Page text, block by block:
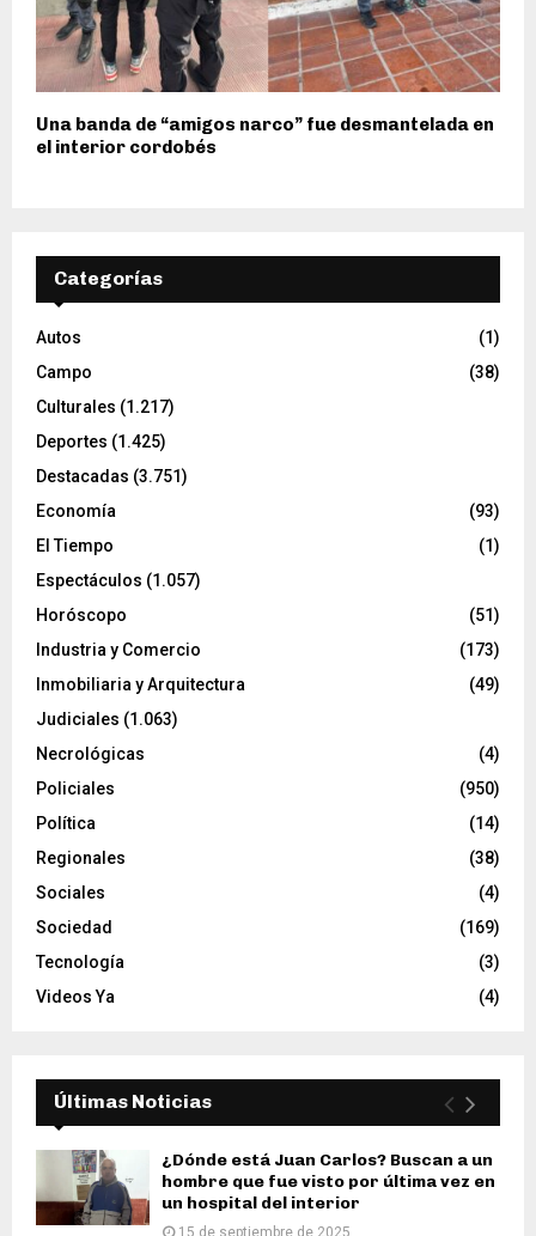
Una banda de “amigos narco” fue desmantelada en
el interior cordobés
Categorías
Autos
(1)
Campo
(38)
Culturales (1.217)
Deportes (1.425)
Destacadas (3.751)
Economía
(93)
El Tiempo
(1)
Espectáculos (1.057)
Horóscopo
(51)
Industria y Comercio
(173)
Inmobiliaria y Arquitectura
(49)
Judiciales (1.063)
Necrológicas
(4)
Policiales
(950)
Política
(14)
Regionales
(38)
Sociales
(4)
Sociedad
(169)
Tecnología
(3)
Videos Ya
(4)
Últimas Noticias
¿Dónde está Juan Carlos? Buscan a un
hombre que fue visto por última vez en
un hospital del interior
15 de septiembre de 2025